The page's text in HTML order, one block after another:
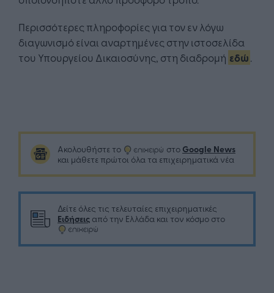
Περισσότερες πληροφορίες για τον εν λόγω
διαγωνισμό είναι αναρτημένες στην ιστοσελίδα
του Υπουργείου Δικαιοσύνης, στη διαδρομή εδώ.
Ακολουθήστε το στο Google News
και μάθετε πρώτοι όλα τα επιχειρηματικά νέα
Δείτε όλες τις τελευταίες επιχειρηματικές
Ειδήσεις από την Ελλάδα και τον κόσμο στο